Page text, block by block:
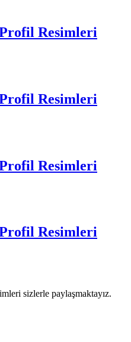
Resimleri
Resimleri
Resimleri
Resimleri
sizlerle paylaşmaktayız.